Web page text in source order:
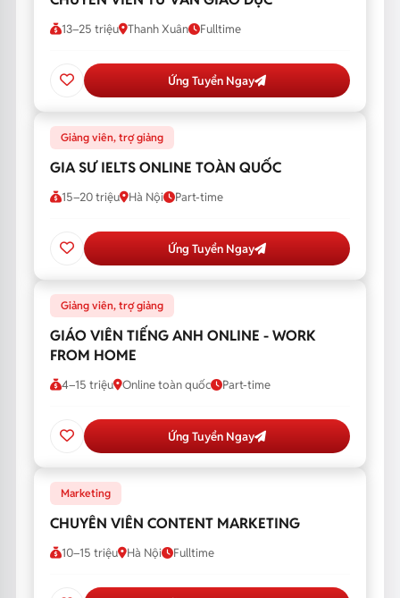
13–25 triệu Thanh Xuân Fulltime
Ứng Tuyển Ngay
Giảng viên, trợ giảng
GIA SƯ IELTS ONLINE TOÀN QUỐC
15–20 triệu Hà Nội Part-time
Ứng Tuyển Ngay
Giảng viên, trợ giảng
GIÁO VIÊN TIẾNG ANH ONLINE - WORK
FROM HOME
4–15 triệu Online toàn quốc Part-time
Ứng Tuyển Ngay
Marketing
CHUYÊN VIÊN CONTENT MARKETING
10–15 triệu Hà Nội Fulltime